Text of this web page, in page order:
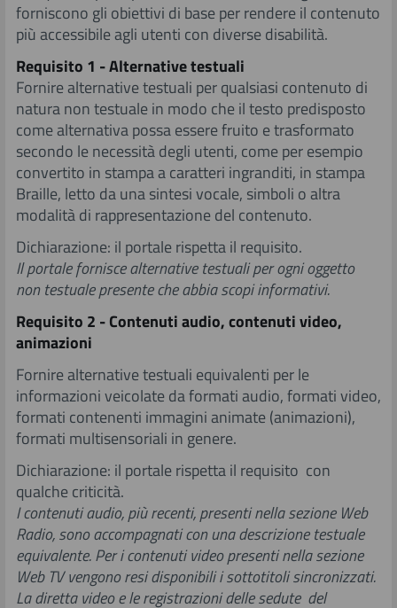
forniscono gli obiettivi di base per rendere il contenuto
più accessibile agli utenti con diverse disabilità.
Requisito 1 - Alternative testuali
Fornire alternative testuali per qualsiasi contenuto di
natura non testuale in modo che il testo predisposto
come alternativa possa essere fruito e trasformato
secondo le necessità degli utenti, come per esempio
convertito in stampa a caratteri ingranditi, in stampa
Braille, letto da una sintesi vocale, simboli o altra
modalità di rappresentazione del contenuto.
Dichiarazione: il portale rispetta il requisito.
Il portale fornisce alternative testuali per ogni oggetto
non testuale presente che abbia scopi informativi.
Requisito 2 - Contenuti audio, contenuti video,
animazioni
Fornire alternative testuali equivalenti per le
informazioni veicolate da formati audio, formati video,
formati contenenti immagini animate (animazioni),
formati multisensoriali in genere.
Dichiarazione: il portale rispetta il requisito con
qualche criticità.
I contenuti audio, più recenti, presenti nella sezione Web
Radio, sono accompagnati con una descrizione testuale
equivalente. Per i contenuti video presenti nella sezione
Web TV vengono resi disponibili i sottotitoli sincronizzati.
La diretta video e le registrazioni delle sedute del